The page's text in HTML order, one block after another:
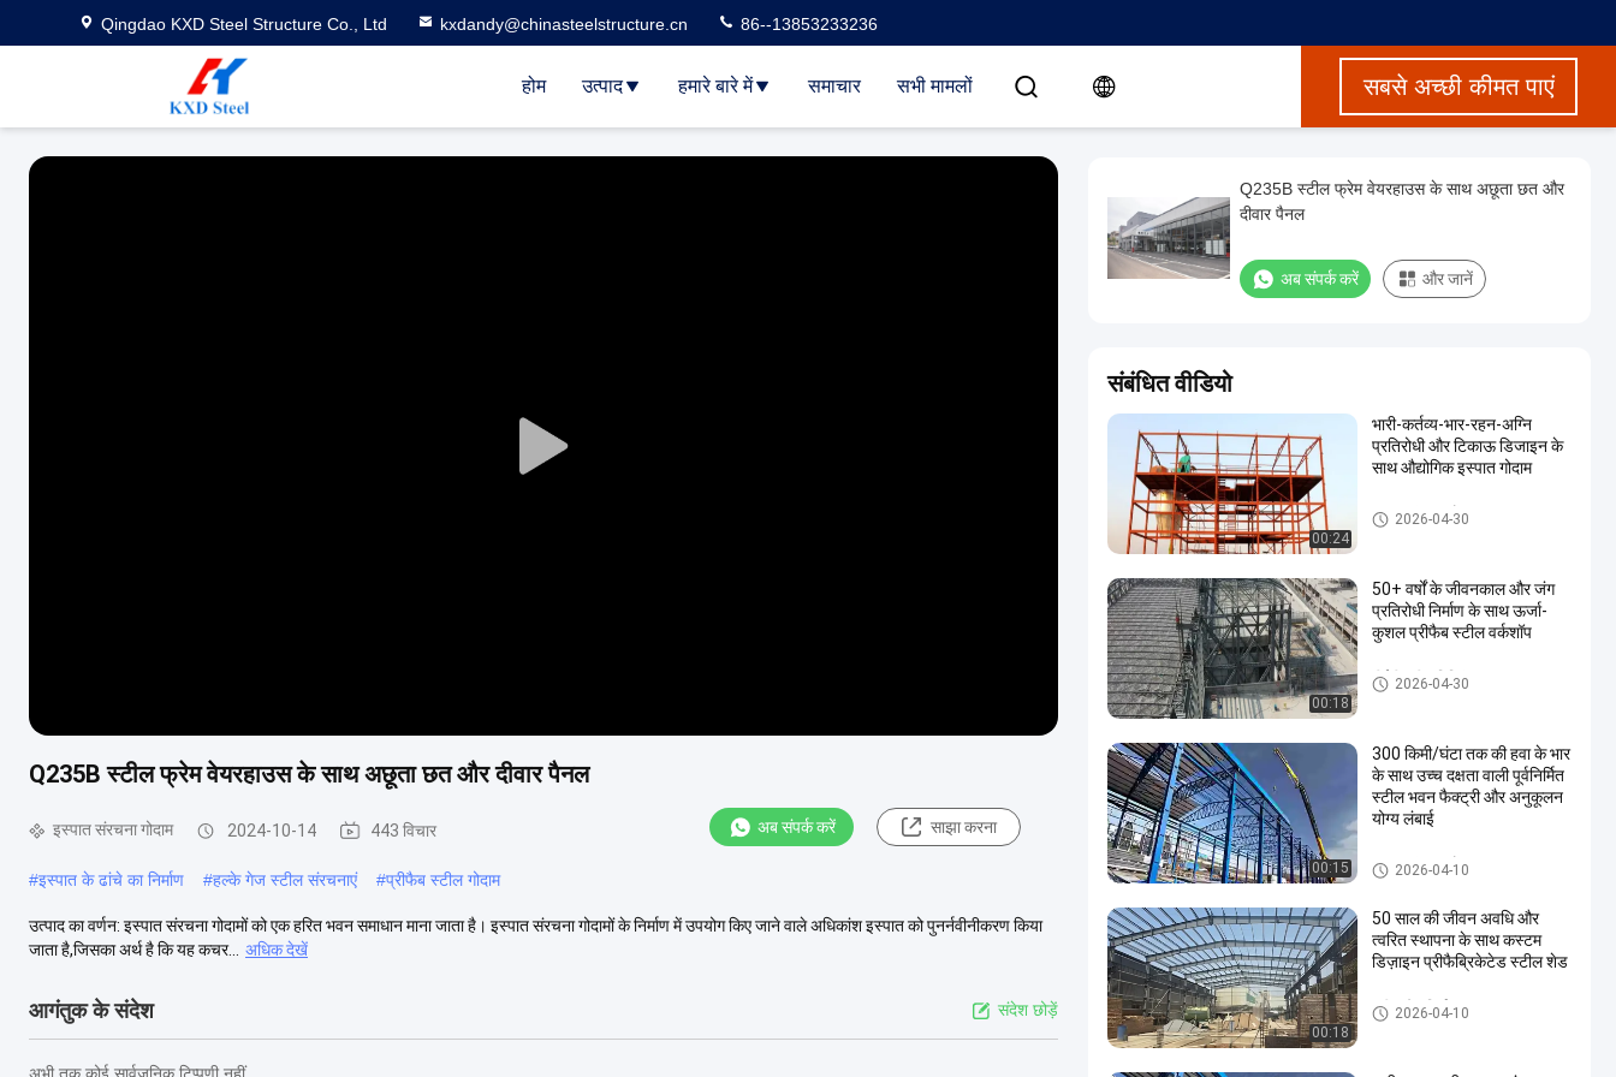
Qingdao KXD Steel Structure Co., Ltd kxdandy@chinasteelstructure.cn 86--13853233236
होम उत्पाद हमारे बारे में समाचार सभी मामलों सबसे अच्छी कीमत पाएं
Play
Q235B स्टील फ्रेम वेयरहाउस के साथ अछूता छत और दीवार पैनल
इस्पात संरचना गोदाम 2024-10-14 443 विचार अब संपर्क करें साझा करना
#इस्पात के ढांचे का निर्माण #हल्के गेज स्टील संरचनाएं #प्रीफैब स्टील गोदाम
उत्पाद का वर्णन: इस्पात संरचना गोदामों को एक हरित भवन समाधान माना जाता है। इस्पात संरचना गोदामों के निर्माण में उपयोग किए जाने वाले अधिकांश इस्पात को पुनर्नवीनीकरण किया
जाता है,जिसका अर्थ है कि यह कचर...
अधिक देखें
आगंतुक के संदेश संदेश छोड़ें
अभी तक कोई सार्वजनिक टिप्पणी नहीं
Q235B स्टील फ्रेम वेयरहाउस के साथ अछूता छत और
दीवार पैनल
अब संपर्क करें और जानें
संबंधित वीडियो
00:24
भारी-कर्तव्य-भार-रहन-अग्नि
प्रतिरोधी और टिकाऊ डिजाइन के
साथ औद्योगिक इस्पात गोदाम
इस्पात संरचना गोदाम
2026-04-30
00:18
50+ वर्षों के जीवनकाल और जंग
प्रतिरोधी निर्माण के साथ ऊर्जा-
कुशल प्रीफैब स्टील वर्कशॉप
पीईबी स्टील बिल्डिंग
2026-04-30
00:15
300 किमी/घंटा तक की हवा के भार
के साथ उच्च दक्षता वाली पूर्वनिर्मित
स्टील भवन फैक्ट्री और अनुकूलन
योग्य लंबाई
इस्पात संरचना गोदाम
2026-04-10
00:18
50 साल की जीवन अवधि और
त्वरित स्थापना के साथ कस्टम
डिज़ाइन प्रीफैब्रिकेटेड स्टील शेड
स्टील शेड निर्माण
2026-04-10